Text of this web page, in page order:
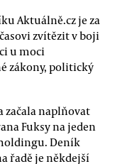
Aktuálně.cz je za
zvítězit v boji
u moci
zákony, politický
začala naplňovat
Fuksy na jeden
Deník
řadě je někdejší